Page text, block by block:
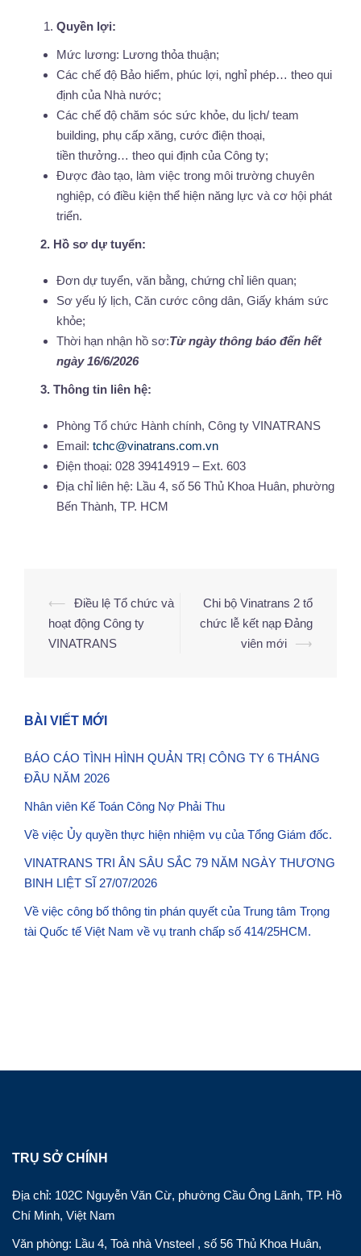
Quyền lợi:
Mức lương: Lương thỏa thuận;
Các chế độ Bảo hiểm, phúc lợi, nghỉ phép… theo qui
định của Nhà nước;
Các chế độ chăm sóc sức khỏe, du lịch/ team
building, phụ cấp xăng, cước điện thoại,
tiền thưởng… theo qui định của Công ty;
Được đào tạo, làm việc trong môi trường chuyên
nghiệp, có điều kiện thể hiện năng lực và cơ hội phát
triển.
2. Hồ sơ dự tuyển:
Đơn dự tuyển, văn bằng, chứng chỉ liên quan;
Sơ yếu lý lịch, Căn cước công dân, Giấy khám sức
khỏe;
Thời hạn nhận hồ sơ:Từ ngày thông báo đến hết
ngày 16/6/2026
3. Thông tin liên hệ:
Phòng Tổ chức Hành chính, Công ty VINATRANS
Email: tchc@vinatrans.com.vn
Điện thoại: 028 39414919 – Ext. 603
Địa chỉ liên hệ: Lầu 4, số 56 Thủ Khoa Huân, phường
Bến Thành, TP. HCM
Điều
hướng
⟵
Điều lệ Tổ chức và
hoạt động Công ty
VINATRANS
Chi bộ Vinatrans 2 tổ
chức lễ kết nạp Đảng
viên mới
⟶
BÀI VIẾT MỚI
BÁO CÁO TÌNH HÌNH QUẢN TRỊ CÔNG TY 6 THÁNG
ĐẦU NĂM 2026
Nhân viên Kế Toán Công Nợ Phải Thu
Về việc Ủy quyền thực hiện nhiệm vụ của Tổng Giám đốc.
VINATRANS TRI ÂN SÂU SẮC 79 NĂM NGÀY THƯƠNG
BINH LIỆT SĨ 27/07/2026
Về việc công bố thông tin phán quyết của Trung tâm Trọng
tài Quốc tế Việt Nam về vụ tranh chấp số 414/25HCM.
TRỤ SỞ CHÍNH
Địa chỉ: 102C Nguyễn Văn Cừ, phường Cầu Ông Lãnh, TP. Hồ
Chí Minh, Việt Nam
Văn phòng: Lầu 4, Toà nhà Vnsteel , số 56 Thủ Khoa Huân,